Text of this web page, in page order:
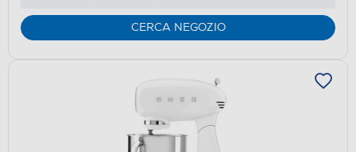
CERCA NEGOZIO